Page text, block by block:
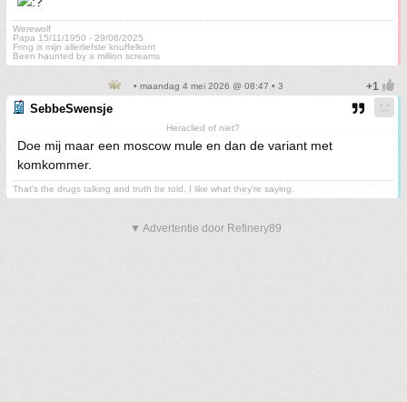
Werewolf
Papa 15/11/1950 - 29/08/2025
Fring is mijn allerliefste knuffelkont
Been haunted by a million screams
• maandag 4 mei 2026 @ 08:47 • 3
SebbeSwensje
Heraclied of niet?
Doe mij maar een moscow mule en dan de variant met
komkommer.
That's the drugs talking and truth be told, I like what they're saying.
▼ Advertentie door Refinery89